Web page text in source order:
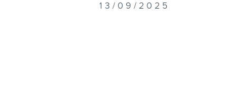
13/09/2025